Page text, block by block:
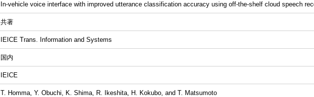
In-vehicle voice interface with improved utterance classification accuracy using off-the-shelf cloud speech
共著
IEICE Trans. Information and Systems
国内
IEICE
T. Homma, Y. Obuchi, K. Shima, R. Ikeshita, H. Kokubo, and T. Matsumoto